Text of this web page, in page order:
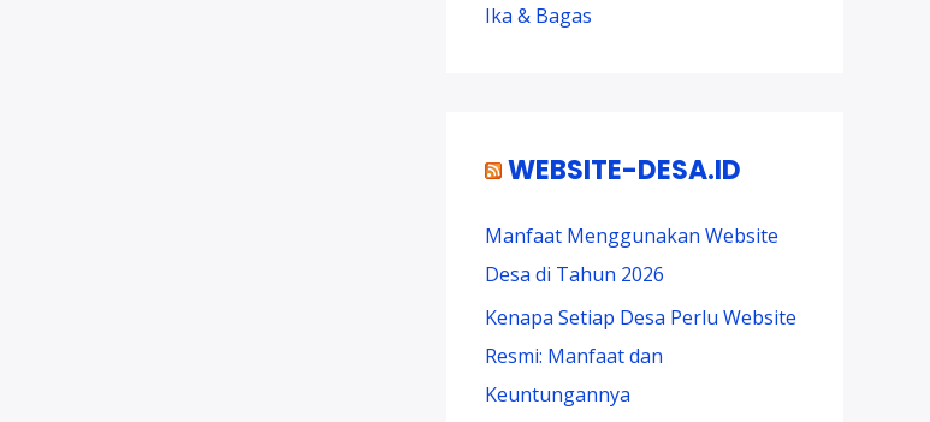
Ika & Bagas
WEBSITE-DESA.ID
Manfaat Menggunakan Website
Desa di Tahun 2026
Kenapa Setiap Desa Perlu Website
Resmi: Manfaat dan
Keuntungannya